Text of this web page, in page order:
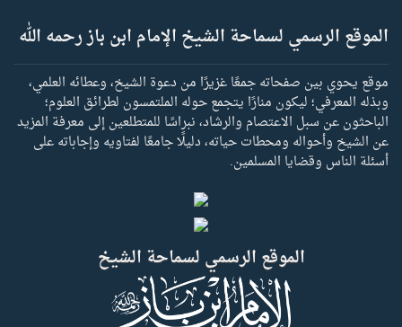
الموقع الرسمي لسماحة الشيخ الإمام ابن باز رحمه الله
موقع يحوي بين صفحاته جمعًا غزيرًا من دعوة الشيخ، وعطائه العلمي،
وبذله المعرفي؛ ليكون منارًا يتجمع حوله الملتمسون لطرائق العلوم؛
الباحثون عن سبل الاعتصام والرشاد، نبراسًا للمتطلعين إلى معرفة المزيد
عن الشيخ وأحواله ومحطات حياته، دليلًا جامعًا لفتاويه وإجاباته على
أسئلة الناس وقضايا المسلمين.
الموقع الرسمي لسماحة الشيخ